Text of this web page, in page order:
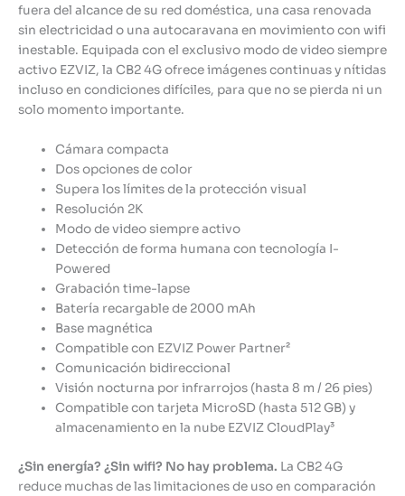
fuera del alcance de su red doméstica, una casa renovada
sin electricidad o una autocaravana en movimiento con wifi
inestable. Equipada con el exclusivo modo de video siempre
activo EZVIZ, la CB2 4G ofrece imágenes continuas y nítidas
incluso en condiciones difíciles, para que no se pierda ni un
solo momento importante.
Cámara compacta
Dos opciones de color
Supera los límites de la protección visual
Resolución 2K
Modo de video siempre activo
Detección de forma humana con tecnología I-
Powered
Grabación time-lapse
Batería recargable de 2000 mAh
Base magnética
Compatible con EZVIZ Power Partner²
Comunicación bidireccional
Visión nocturna por infrarrojos (hasta 8 m / 26 pies)
Compatible con tarjeta MicroSD (hasta 512 GB) y
almacenamiento en la nube EZVIZ CloudPlay³
¿Sin energía? ¿Sin wifi? No hay problema. La CB2 4G
reduce muchas de las limitaciones de uso en comparación